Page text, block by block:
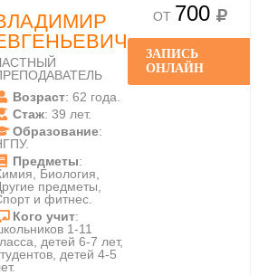
Возраст: 62 года.
Стаж: 39 лет.
Образование:
Предметы:
Биология,
предметы,
и фитнес.
Кого учит:
1-11
детей 6-7 лет,
детей 4-5
ОТ 700
ЗАПИСЬ
ОНЛАЙН